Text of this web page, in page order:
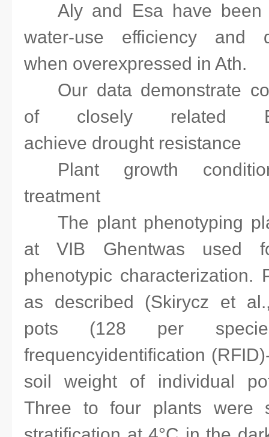
Aly and Esa have been
water-use efficiency and
when overexpressed in Ath.
Our data demonstrate
of closely related
achieve drought resistance
Plant growth
treatment
The plant phenotyping
at VIB Ghentwas used
phenotypic characterization.
as described (Skirycz et
pots (128 per
frequencyidentification
soil weight of individual
Three to four plants